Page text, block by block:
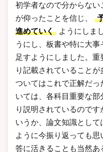
初学者なので分からな
が仰ったことを信じ、
進めていく
ようにしま
うにし、板書や特に大
足すようにしました。
り記載されていること
ついてはこれで正解だ
いては、各科目重要な
り説明されているので
いうか、論文知識とし
ように今振り返っても
答に活きることも当然